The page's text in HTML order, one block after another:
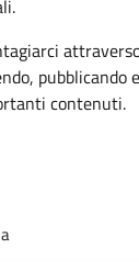
pubblicando
contenuti.